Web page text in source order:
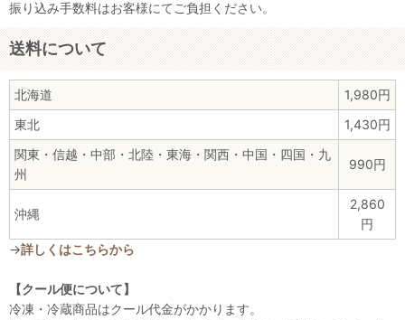
振り込み手数料はお客様にてご負担ください。
送料について
北海道
1,980円
東北
1,430円
関東・信越・中部・北陸・東海・関西・中国・四国・九
州
990円
沖縄
2,860
円
→詳しくはこちらから
【クール便について】
冷凍・冷蔵商品はクール代金がかかります。